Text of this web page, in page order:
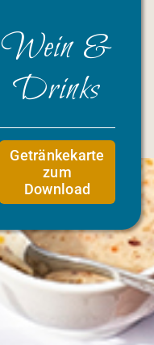
Wein &
Drinks
Getränkekarte
zum
Download